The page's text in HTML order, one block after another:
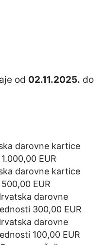
od 02.11.2025. do
darovne kartice
EUR
darovne kartice
EUR
darovne
300,00 EUR
darovne
100,00 EUR